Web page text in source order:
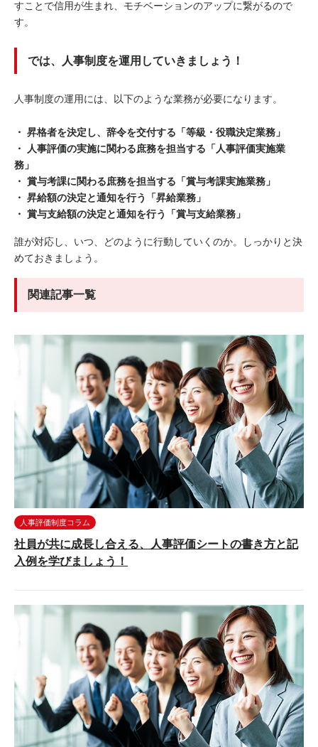
すことで信用が生まれ、モチベーションのアップに繋がるので
す。
では、人事制度を運用していきましょう！
人事制度の運用には、以下のような業務が必要になります。
・ 昇格者を決定し、辞令を交付する「等級・役職決定業務」
・ 人事評価の実施に関わる庶務を担当する「人事評価実施業
務」
・ 賞与考課に関わる庶務を担当する「賞与考課実施業務」
・ 昇給額の決定と通知を行う「昇給業務」
・ 賞与支給額の決定と通知を行う「賞与支給業務」
誰が対応し、いつ、どのように行動していくのか。しっかりと決
めておきましょう。
関連記事一覧
人事評価制度コラム
社員が共に成長し合える、人事評価シートの書き方と記
入例を学びましょう！